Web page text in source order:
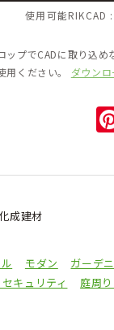
使用可能RIKCAD :
プでCADに取り込め
用ください。 ダウン
成建材
モダン
ガーデ
キュリティ
庭周